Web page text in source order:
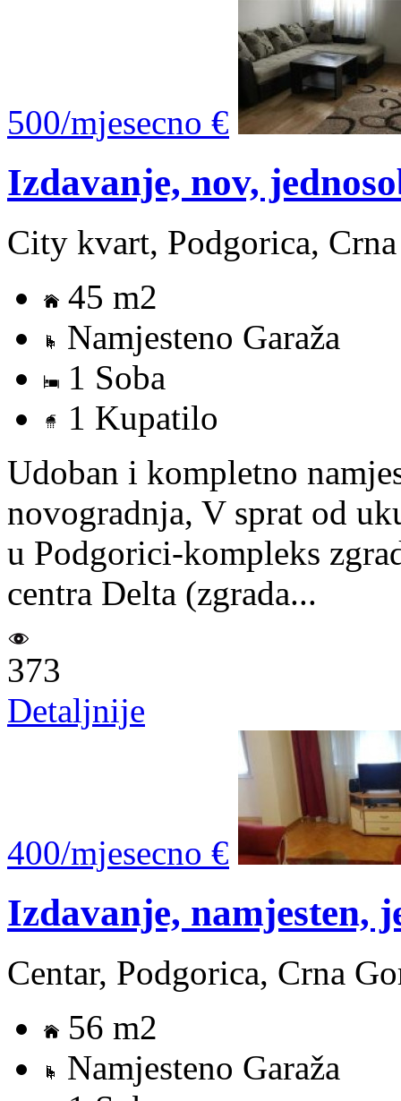
500/mjesecno €
Izdavanje, nov,
City kvart, Podgorica,
45 m2
Namjesteno Garaža
1 Soba
1 Kupatilo
Udoban i kompletno
novogradnja, V sprat od
u Podgorici-kompleks
centra Delta (zgrada...
373
Detaljnije
400/mjesecno €
Izdavanje, namjesten,
Centar, Podgorica, Crna
56 m2
Namjesteno Garaža